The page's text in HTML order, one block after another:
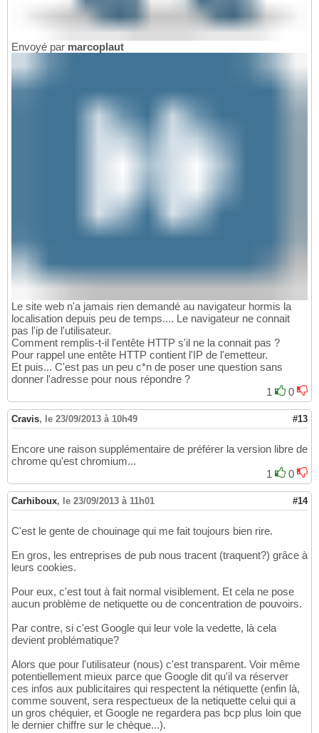
Envoyé par marcoplaut
Le site web n'a jamais rien demandé au navigateur hormis la
localisation depuis peu de temps.... Le navigateur ne connait
pas l'ip de l'utilisateur.
Comment remplis-t-il l'entête HTTP s'il ne la connait pas ?
Pour rappel une entête HTTP contient l'IP de l'emetteur.
Et puis... C'est pas un peu c*n de poser une question sans
donner l'adresse pour nous répondre ?
1
0
Cravis, le 23/09/2013 à 10h49 #13
Encore une raison supplémentaire de préférer la version libre de
chrome qu'est chromium...
1
0
Carhiboux, le 23/09/2013 à 11h01 #14
C'est le gente de chouinage qui me fait toujours bien rire.
En gros, les entreprises de pub nous tracent (traquent?) grâce à
leurs cookies.
Pour eux, c'est tout à fait normal visiblement. Et cela ne pose
aucun problème de netiquette ou de concentration de pouvoirs.
Par contre, si c'est Google qui leur vole la vedette, là cela
devient problématique?
Alors que pour l'utilisateur (nous) c'est transparent. Voir même
potentiellement mieux parce que Google dit qu'il va réserver
ces infos aux publicitaires qui respectent la nétiquette (enfin là,
comme souvent, sera respectueux de la netiquette celui qui a
un gros chéquier, et Google ne regardera pas bcp plus loin que
le dernier chiffre sur le chèque...).